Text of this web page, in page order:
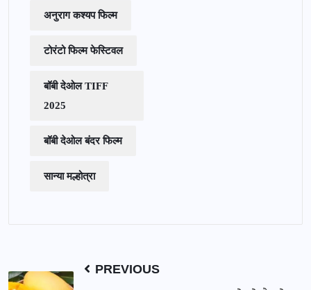
अनुराग कश्यप फिल्म
टोरंटो फिल्म फेस्टिवल
बॉबी देओल TIFF
2025
बॉबी देओल बंदर फिल्म
सान्या मल्होत्रा
PREVIOUS